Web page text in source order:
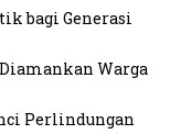
bagi Generasi
Warga
Perlindungan